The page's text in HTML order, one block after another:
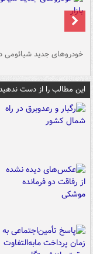
خودروهای جدید شیائومی در
این مطالب را از دست